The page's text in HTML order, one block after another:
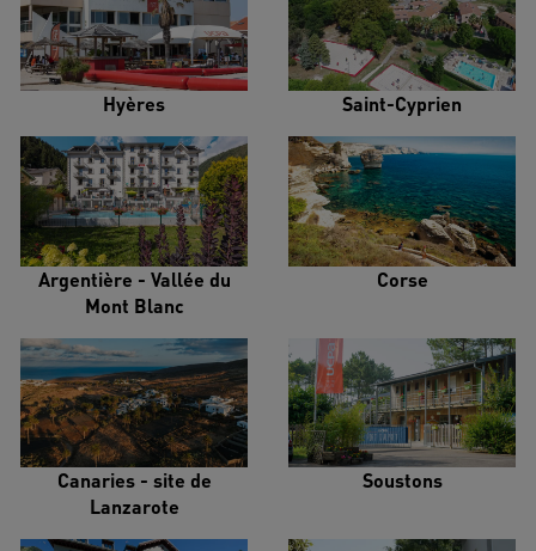
Hyères Saint-Cyprien
Argentière - Vallée du
Mont Blanc
Corse
Canaries - site de
Lanzarote
Soustons